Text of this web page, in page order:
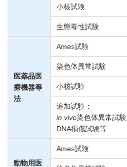
小核試験
生態毒性試験
医薬品医
療機器等
法
Ames試験
染色体異常試験
小核試験
追加試験：
in vivo染色体異常試験
DNA損傷試験等
動物用医
Ames試験